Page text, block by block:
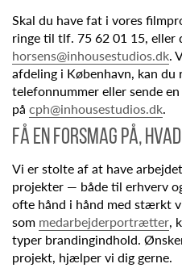
Skal du have fat i vores
ringe til tlf. 75 62 01 15, eller
horsens@inhousestudios.dk.
afdeling i København, kan du
telefonnummer eller sende
på cph@inhousestudios.dk.
FÅ EN FORSMAG PÅ,
Vi er stolte af at have
projekter — både til erhverv
ofte hånd i hånd med stærkt
som medarbejderportrætter,
typer brandingindhold.
projekt, hjælper vi dig gerne.